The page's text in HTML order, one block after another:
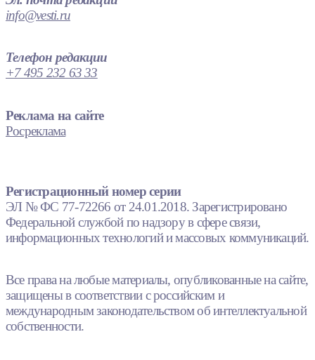
info@vesti.ru
Телефон редакции
+7 495 232 63 33
Реклама на сайте
Росреклама
Регистрационный номер серии
ЭЛ № ФС 77-72266 от 24.01.2018. Зарегистрировано
Федеральной службой по надзору в сфере связи,
информационных технологий и массовых коммуникаций.
Все права на любые материалы, опубликованные на сайте,
защищены в соответствии с российским и
международным законодательством об интеллектуальной
собственности.